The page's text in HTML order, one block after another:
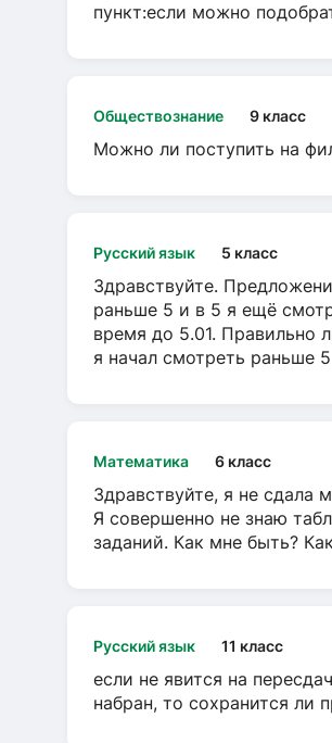
пункт:если можно
Обществознание 9 класс
Можно ли поступить на
Русский язык 5 класс
Здравствуйте.
раньше 5 и в 5 я ещё
время до 5.01. Правильно
я начал смотреть раньше
Математика 6 класс
Здравствуйте, я не сдала
Я совершенно не знаю
заданий. Как мне быть?
Русский язык 11 класс
если не явится на
набран, то сохранится ли